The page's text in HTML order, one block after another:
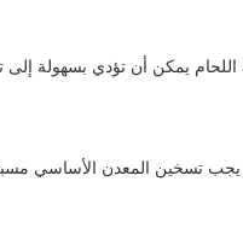
اللحام يمكن أن تؤدي
يجب تسخين المعدن الأساسي